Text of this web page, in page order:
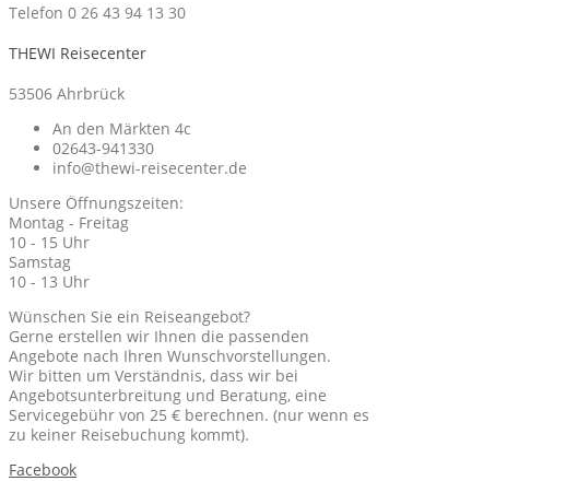
Telefon 0 26 43 94 13 30
THEWI Reisecenter
53506 Ahrbrück
An den Märkten 4c
02643-941330
info@thewi-reisecenter.de
Unsere Öffnungszeiten:
Montag - Freitag
10 - 15 Uhr
Samstag
10 - 13 Uhr
Wünschen Sie ein Reiseangebot?
Gerne erstellen wir Ihnen die passenden
Angebote nach Ihren Wunschvorstellungen.
Wir bitten um Verständnis, dass wir bei
Angebotsunterbreitung und Beratung, eine
Servicegebühr von 25 € berechnen. (nur wenn es
zu keiner Reisebuchung kommt).
Facebook